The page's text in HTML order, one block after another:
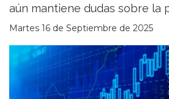
aún mantiene dudas sobre la
Martes 16 de Septiembre de 2025